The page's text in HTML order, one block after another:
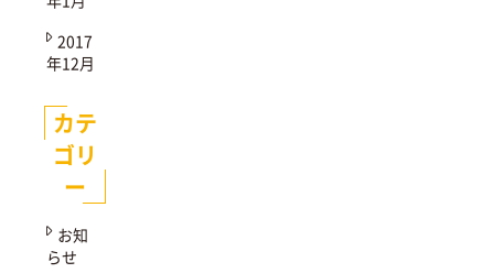
2017
年12月
カテ
ゴリ
ー
お知
らせ